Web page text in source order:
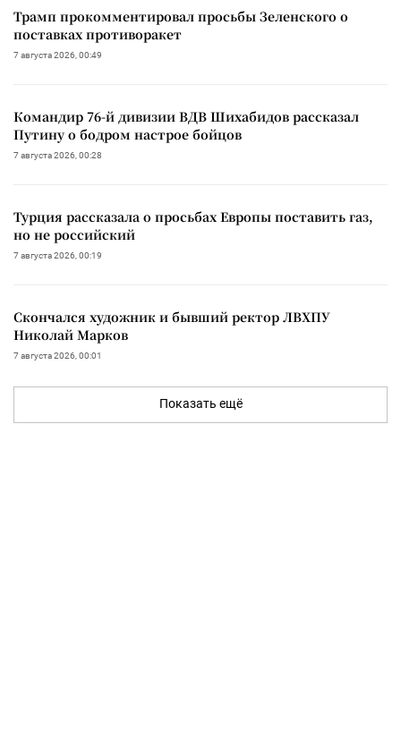
Трамп прокомментировал просьбы Зеленского о
поставках противоракет
7 августа 2026, 00:49
Командир 76-й дивизии ВДВ Шихабидов рассказал
Путину о бодром настрое бойцов
7 августа 2026, 00:28
Турция рассказала о просьбах Европы поставить газ,
но не российский
7 августа 2026, 00:19
Скончался художник и бывший ректор ЛВХПУ
Николай Марков
7 августа 2026, 00:01
Показать ещё